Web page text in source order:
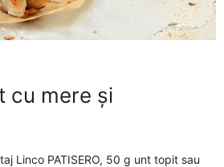
cu mere și
Linco PATISERO, 50 g unt topit sau